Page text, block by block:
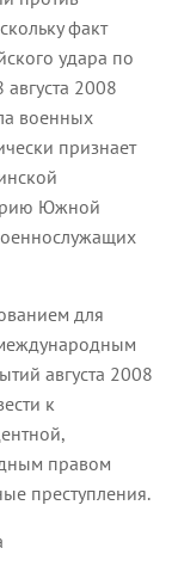
факт
удара по
2008
военных
признает
Южной
для
августа 2008
к
правом
преступления.